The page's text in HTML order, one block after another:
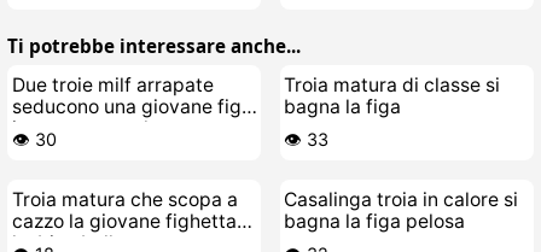
Ti potrebbe interessare anche...
Due troie milf arrapate
seducono una giovane figa
innocente e pelosa
👁️ 30
Troia matura di classe si
bagna la figa
👁️ 33
Troia matura che scopa a
cazzo la giovane fighetta
lesbica bollente
Casalinga troia in calore si
bagna la figa pelosa